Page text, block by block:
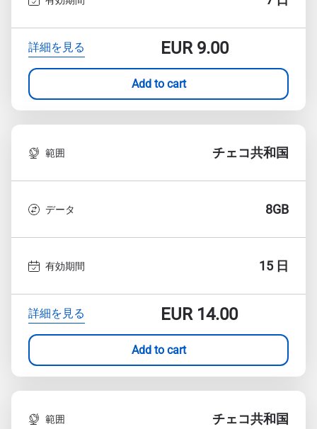
詳細を見る EUR9.00
Add to cart
範囲 チェコ共和国
データ 8GB
有効期間 15 日
詳細を見る EUR14.00
Add to cart
範囲 チェコ共和国